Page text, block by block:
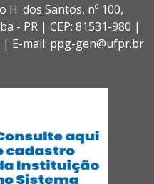
H. dos Santos, nº 100,
- PR | CEP: 81531-980 |
| E-mail: ppg-gen@ufpr.br